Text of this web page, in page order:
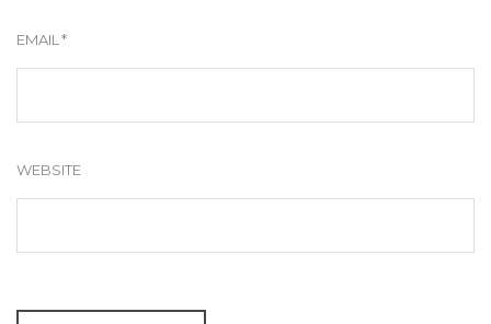
EMAIL*
WEBSITE